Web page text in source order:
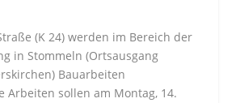
(K 24) werden im Bereich der
in Stommeln (Ortsausgang
Bauarbeiten
Arbeiten sollen am Montag, 14.